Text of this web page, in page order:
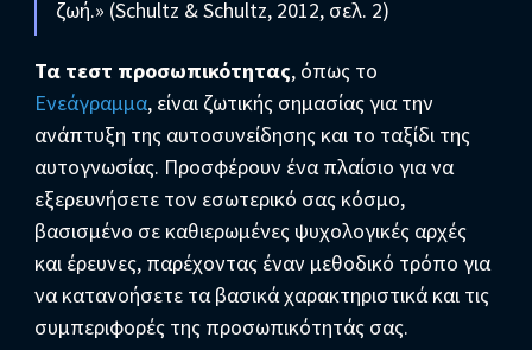
ζωή.» (Schultz & Schultz, 2012, σελ. 2)
Τα τεστ προσωπικότητας, όπως το
Ενεάγραμμα, είναι ζωτικής σημασίας για την
ανάπτυξη της αυτοσυνείδησης και το ταξίδι της
αυτογνωσίας. Προσφέρουν ένα πλαίσιο για να
εξερευνήσετε τον εσωτερικό σας κόσμο,
βασισμένο σε καθιερωμένες ψυχολογικές αρχές
και έρευνες, παρέχοντας έναν μεθοδικό τρόπο για
να κατανοήσετε τα βασικά χαρακτηριστικά και τις
συμπεριφορές της προσωπικότητάς σας.